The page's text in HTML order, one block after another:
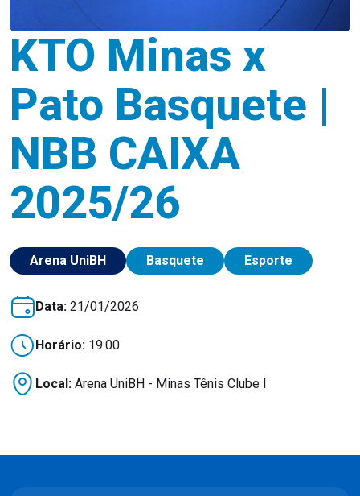
KTO Minas x
Pato Basquete |
NBB CAIXA
2025/26
Arena UniBH Basquete Esporte
Data: 21/01/2026
Horário: 19:00
Local: Arena UniBH - Minas Tênis Clube I